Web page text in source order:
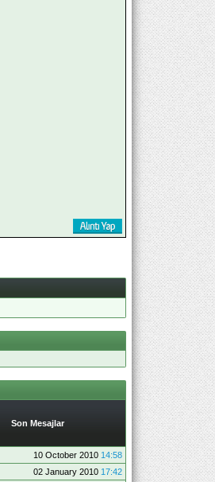
Son Mesajlar
10 October 2010 14:58
02 January 2010 17:42